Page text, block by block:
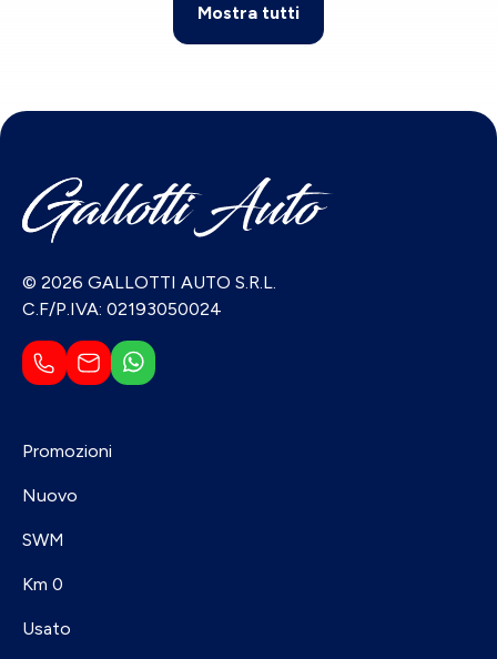
Mostra tutti
© 2026 GALLOTTI AUTO S.R.L.
C.F/P.IVA: 02193050024
Promozioni
Nuovo
SWM
Km 0
Usato